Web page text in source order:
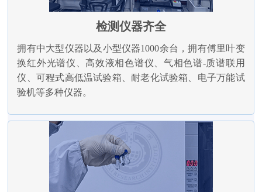
检测仪器齐全
拥有中大型仪器以及小型仪器1000余台，拥有傅里叶变
换红外光谱仪、高效液相色谱仪、气相色谱-质谱联用
仪、可程式高低温试验箱、耐老化试验箱、电子万能试
验机等多种仪器。